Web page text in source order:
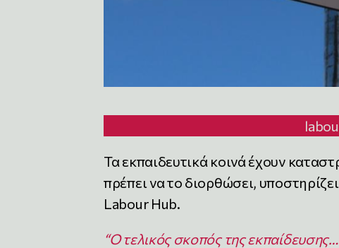
Τα εκπαιδευτικά κοινά έχουν
πρέπει να το διορθώσει,
Labour Hub.
“Ο τελικός σκοπός της